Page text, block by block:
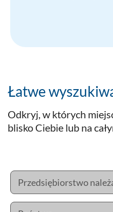
Łatwe
Odkryj, w których
blisko Ciebie lub na